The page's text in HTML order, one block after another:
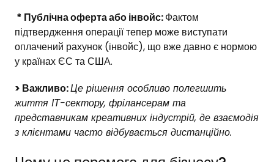
* Публічна оферта або інвойс:Фактом
підтвердження операції тепер може виступати
оплачений рахунок (інвойс), що вже давно є нормою
у країнах ЄС та США.
> Важливо:Це рішення особливо полегшить
життя ІТ-сектору, фрілансерам та
представникам креативних індустрій, де взаємодія
з клієнтами часто відбувається дистанційно.